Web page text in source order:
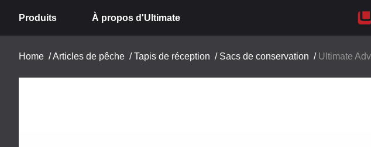
Produits À propos d'Ultimate
Home /Articles de pêche /Tapis de réception / Sacs de conservation / Ultimate